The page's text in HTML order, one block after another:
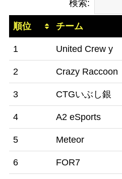
検索:
順位 チーム
1 United Crew y
2 Crazy Raccoon
3 CTGいぶし銀
4 A2 eSports
5 Meteor
6 FOR7